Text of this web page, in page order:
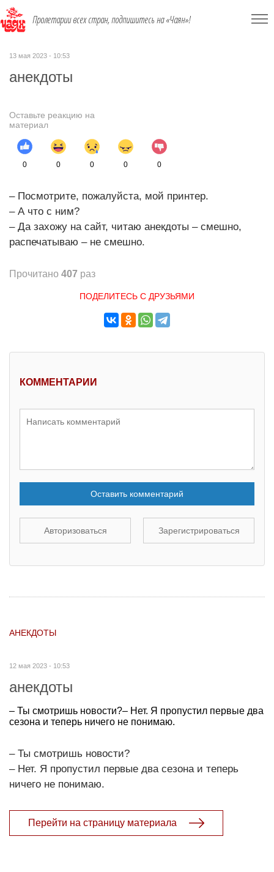
Пролетарии всех стран, подпишитесь на «Чаян»!
13 мая 2023 - 10:53
анекдоты
Оставьте реакцию на
материал
0 0 0 0 0
– Посмотрите, пожалуйста, мой принтер.
– А что с ним?
– Да захожу на сайт, читаю анекдоты – смешно,
распечатываю – не смешно.
Прочитано 407 раз
ПОДЕЛИТЕСЬ С ДРУЗЬЯМИ
КОММЕНТАРИИ
Оставить комментарий
Авторизоваться Зарегистрироваться
АНЕКДОТЫ
12 мая 2023 - 10:53
анекдоты
– Ты смотришь новости?– Нет. Я пропустил первые два
сезона и теперь ничего не понимаю.
– Ты смотришь новости?
– Нет. Я пропустил первые два сезона и теперь
ничего не понимаю.
Перейти на страницу материала